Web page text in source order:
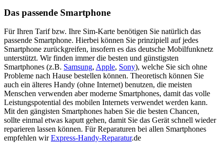
Das passende Smartphone
Für Ihren Tarif bzw. Ihre Sim-Karte benötigen Sie natürlich das
passende Smartphone. Hierbei können Sie prinzipiell auf jedes
Smartphone zurückgreifen, insofern es das deutsche Mobilfunknetz
unterstützt. Wir finden immer die besten und günstigsten
Smartphones (z.B. Samsung, Apple, Sony), welche Sie sich ohne
Probleme nach Hause bestellen können. Theoretisch können Sie
auch ein älteres Handy (ohne Internet) benutzen, die meisten
Menschen verwenden aber moderne Smartphones, damit das volle
Leistungspotential des mobilen Internets verwendet werden kann.
Mit den gängisten Smartphones haben Sie die besten Chancen,
sollte einmal etwas kaputt gehen, damit Sie das Gerät schnell wieder
reparieren lassen können. Für Reparaturen bei allen Smartphones
empfehlen wirExpress-Handy-Reparatur.de